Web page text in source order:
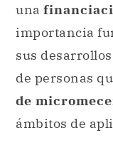
una
importancia
sus
de personas
de
ámbitos de